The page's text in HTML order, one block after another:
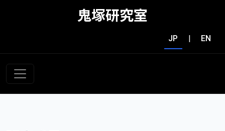
鬼塚研究室
JP | EN